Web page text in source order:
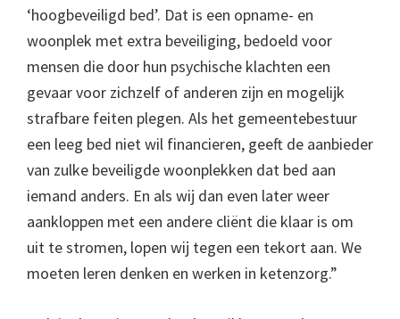
‘hoogbeveiligd bed’. Dat is een opname- en
woonplek met extra beveiliging, bedoeld voor
mensen die door hun psychische klachten een
gevaar voor zichzelf of anderen zijn en mogelijk
strafbare feiten plegen. Als het gemeentebestuur
een leeg bed niet wil financieren, geeft de aanbieder
van zulke beveiligde woonplekken dat bed aan
iemand anders. En als wij dan even later weer
aankloppen met een andere cliënt die klaar is om
uit te stromen, lopen wij tegen een tekort aan. We
moeten leren denken en werken in ketenzorg.”